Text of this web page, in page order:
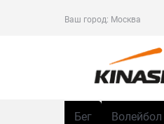
Ваш город: Москва
Бег Волейбол